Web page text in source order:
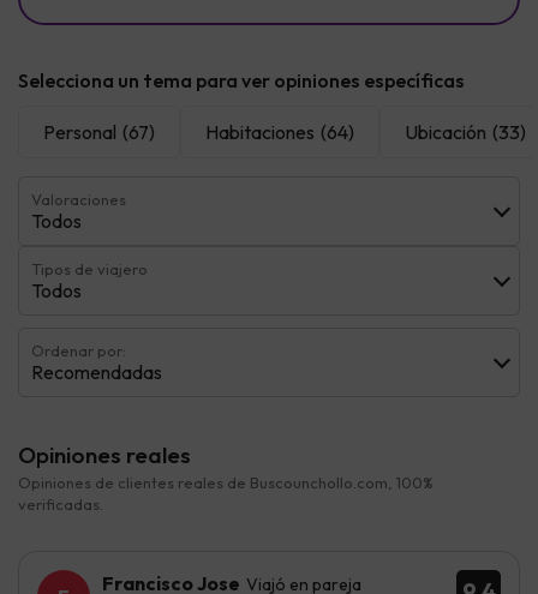
Selecciona un tema para ver opiniones específicas
Personal (67) Habitaciones (64) Ubicación (33)
Valoraciones
Todos
Tipos de viajero
Todos
Ordenar por:
Recomendadas
Opiniones reales
Opiniones de clientes reales de Buscounchollo.com, 100%
verificadas.
Francisco Jose Viajó en pareja